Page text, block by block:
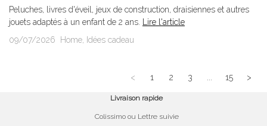
Peluches, livres d'éveil, jeux de construction, draisiennes et autres
jouets adaptés à un enfant de 2 ans. Lire l'article
09/07/2026
Home Idées cadeau
< 1 2 3 15 >
Livraison rapide
Colissimo ou Lettre suivie